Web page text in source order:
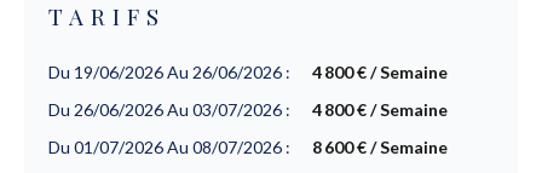
TARIFS
Du 19/06/2026 Au 26/06/2026 :
4 800 € / Semaine
Du 26/06/2026 Au 03/07/2026 :
4 800 € / Semaine
Du 01/07/2026 Au 08/07/2026 :
8 600 € / Semaine